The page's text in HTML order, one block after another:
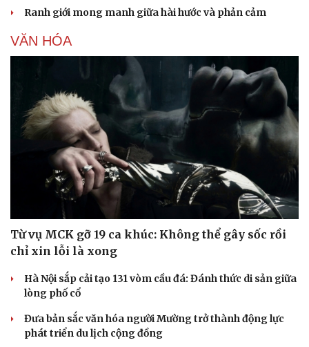
Ranh giới mong manh giữa hài hước và phản cảm
VĂN HÓA
Từ vụ MCK gỡ 19 ca khúc: Không thể gây sốc rồi
chỉ xin lỗi là xong
Hà Nội sắp cải tạo 131 vòm cầu đá: Đánh thức di sản giữa
lòng phố cổ
Đưa bản sắc văn hóa người Mường trở thành động lực
phát triển du lịch cộng đồng